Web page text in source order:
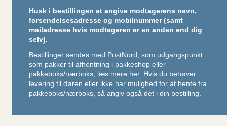
Husk i bestillingen at angive modtagerens navn,
forsendelsesadresse og mobilnummer (samt
mailadresse hvis modtageren er en anden end dig
selv).
Bestillinger sendes med PostNord, som udgangspunkt
som pakker til afhentning i pakkeshop eller
pakkeboks/nærboks; læs mere her. Hvis du behøver
levering til døren eller ikke har mulighed for at hente fra
pakkeboks/nærboks, så angiv også det i din bestilling.